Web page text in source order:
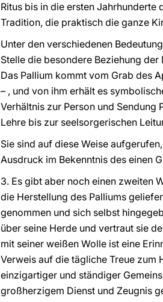
Ritus bis in die ersten
Tradition, die praktisch die ganze
Unter den verschiedenen
Stelle die besondere Beziehung
Das Pallium kommt vom Grab des
– , und von ihm erhält es
Verhältnis zur Person und Sendung
Lehre bis zur seelsorgerischen
Sie sind auf diese Weise
Ausdruck im Bekenntnis des einen
3. Es gibt aber noch einen zweiten
die Herstellung des Palliums
genommen und sich selbst
über seine Herde und vertraut sie
mit seiner weißen Wolle ist eine
Verweis auf die tägliche Treue zum
einzigartiger und ständiger
großherzigem Dienst und Zeugnis